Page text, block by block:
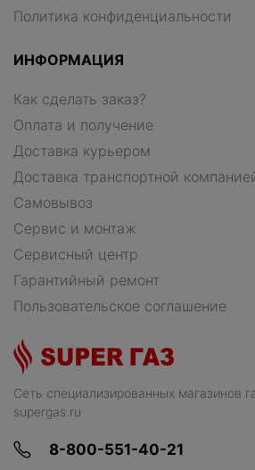
Сеть специализированных магазинов
supergas.ru
8-800-551-40-21
Политика конфиденциальности
ИНФОРМАЦИЯ
Как сделать заказ?
Оплата и получение
Доставка курьером
Доставка транспортной
Самовывоз
Сервис и монтаж
Сервисный центр
Гарантийный ремонт
Пользовательское соглашение